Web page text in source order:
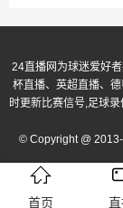
首页
24直播网为球迷爱好
杯直播、英超直播、
时更新比赛信号,足球
© Copyright @